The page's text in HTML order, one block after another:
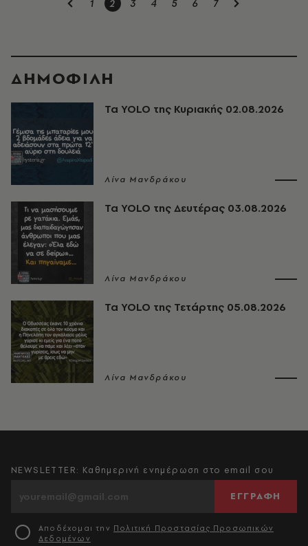
1 2 3 4 5 6 7
ΔΗΜΟΦΙΛΗ
Τα YOLO της Κυριακής 02.08.2026
Λίνα Μανδράκου
Τα YOLO της Δευτέρας 03.08.2026
Λίνα Μανδράκου
Τα YOLO της Τετάρτης 05.08.2026
Λίνα Μανδράκου
NEWSLETTER: Καθημερινή ενημέρωση στο email σου
ΕΓΓΡΑΦΗ
Αποδέχομαι την Πολιτική Προστασίας Προσωπικών
Δεδομένων